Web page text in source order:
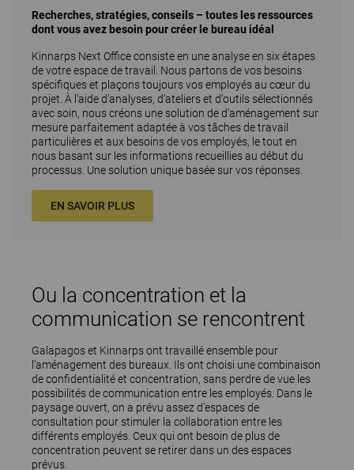
Recherches, stratégies, conseils – toutes les ressources
dont vous avez besoin pour créer le bureau idéal
Kinnarps Next Office consiste en une analyse en six étapes
de votre espace de travail. Nous partons de vos besoins
spécifiques et plaçons toujours vos employés au cœur du
projet. À l'aide d'analyses, d'ateliers et d'outils sélectionnés
avec soin, nous créons une solution de d'aménagement sur
mesure parfaitement adaptée à vos tâches de travail
particulières et aux besoins de vos employés, le tout en
nous basant sur les informations recueillies au début du
processus. Une solution unique basée sur vos réponses.
EN SAVOIR PLUS
Ou la concentration et la
communication se rencontrent
Galapagos et Kinnarps ont travaillé ensemble pour
l’aménagement des bureaux. Ils ont choisi une combinaison
de confidentialité et concentration, sans perdre de vue les
possibilités de communication entre les employés. Dans le
paysage ouvert, on a prévu assez d’espaces de
consultation pour stimuler la collaboration entre les
différents employés. Ceux qui ont besoin de plus de
concentration peuvent se retirer dans un des espaces
prévus.